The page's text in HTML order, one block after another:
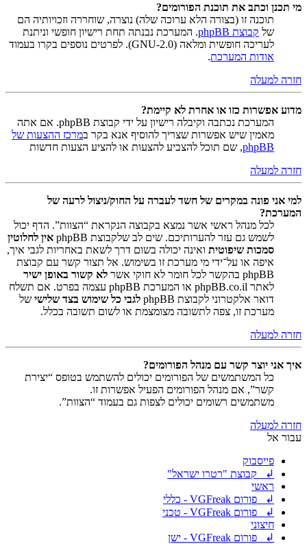
מי תכנן וכתב את תוכנת הפורומים?
תוכנה זו (בצורה הלא ערוכה שלה) נוצרה, שוחררה וזכויותיה הם
של קבוצת phpBB
. המערכת נבנתה תחת רישיון חופשי וניתנת
לעריכה חופשית ומלאה (GNU-2.0). לפרטים נוספים בקרו בעמוד
אודות המערכת.
חזרה למעלה
מדוע אפשרות כזו או אחרת לא קיימת?
המערכת נכתבה וקיבלה רישיון על ידי קבוצת phpBB. אם אתה
מאמין שיש אפשרות שצריך להוסיף אנא בקר במרכז ההצעות של
phpBB, שם תוכל להצביע להצעות או להציע הצעות חדשות
חזרה למעלה
למי אני פונה במקרים של חשד לעברה על החוק/ניצול לרעה של
המערכת?
לכל מנהל ראשי אשר נמצא בקבוצה הנקראת “הצוות”. הדף יכול
לשמש גם עזר להערותיכם. שים לב שלקבוצת phpBB
אין לחלוטין
סמכות שיפוטית ואינה יכולה בשום דרך לשאת באחריות לגבי איך,
איפה או על־ידי מי מערכת זו בשימוש. אל תצור קשר עם קבוצת
phpBB בהקשר לכל חומר לא חוקי אשר
לא קשור באופן ישיר
לאתר phpBB.co.il או המערכת phpBB עצמה בפרט. אם תשלח
דואר אלקטרוני לקבוצת phpBB
לגבי כל שימוש בצד שלישי של
מערכת זו, צפה לתשובה מצומצמת או לשום תשובה בכלל.
חזרה למעלה
איך אני יוצר קשר עם מנהל הפורומים?
כל המשתמשים של הפורומים יכולים להשתמש בטופס “יצירת
קשר”, אם מנהל הפורומים הפעיל אפשרות זו.
משתמשים רשומים יכולים לצפות גם בעמוד “הצוות”.
חזרה למעלה
עבור אל
פייסבוק
↲ קבוצת "רטרו ישראל"
ראשי
↲ פורום VGFreak - כללי
↲ פורום VGFreak - טכני
חיצוני
↲ פורום VGFreak - ישן